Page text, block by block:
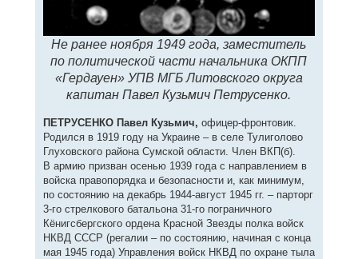
Не ранее ноября 1949 года, заместитель
по политической части начальника ОКПП
«Гердауен» УПВ МГБ Литовского округа
капитан Павел Кузьмич Петрусенко.
ПЕТРУСЕНКО Павел Кузьмич, офицер-фронтовик.
Родился в 1919 году на Украине – в селе Тулиголово
Глуховского района Сумской области. Член ВКП(б).
В армию призван осенью 1939 года с направлением в
войска правопорядка и безопасности и, как минимум,
по состоянию на декабрь 1944-август 1945 гг. – парторг
3-го стрелкового батальона 31-го пограничного
Кёнигсбергского ордена Красной Звезды полка войск
НКВД СССР (регалии – по состоянию, начиная с конца
мая 1945 года) Управления войск НКВД по охране тыла